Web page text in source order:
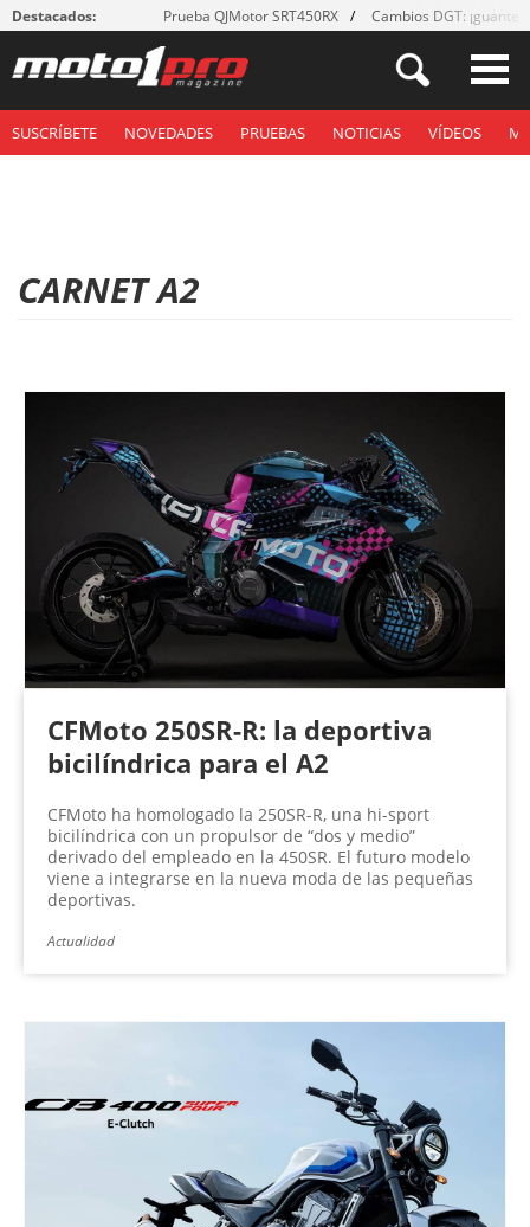
Destacados: Prueba QJMotor SRT450RX Cambios DGT: ¡guantes!
SUSCRÍBETE NOVEDADES PRUEBAS NOTICIAS VÍDEOS
CARNET A2
CFMoto 250SR-R: la deportiva
bicilíndrica para el A2
CFMoto ha homologado la 250SR-R, una hi-sport
bicilíndrica con un propulsor de “dos y medio”
derivado del empleado en la 450SR. El futuro modelo
viene a integrarse en la nueva moda de las pequeñas
deportivas.
Actualidad